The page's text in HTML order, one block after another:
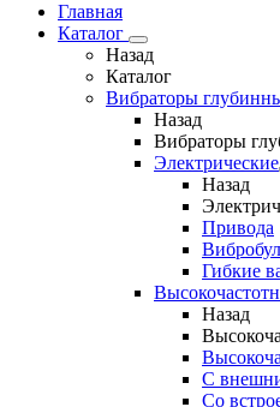
Главная
Каталог
Назад
Каталог
Вибраторы
Назад
Вибраторы
Электрические
Назад
Привода
Гибкие
Назад
С
Cо